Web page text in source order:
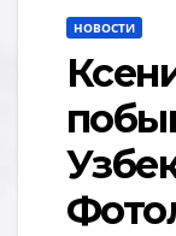
НОВОСТИ